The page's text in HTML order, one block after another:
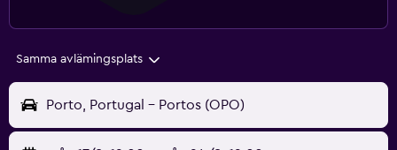
Samma avlämingsplats
Porto, Portugal - Portos (OPO)